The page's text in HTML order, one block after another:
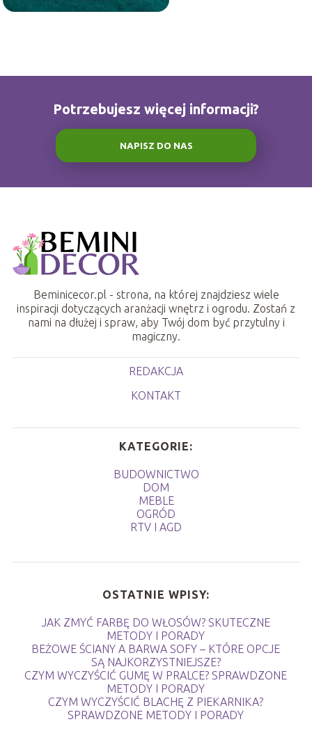
Potrzebujesz więcej informacji?
NAPISZ DO NAS
Beminicecor.pl - strona, na której znajdziesz wiele
inspiracji dotyczących aranżacji wnętrz i ogrodu. Zostań z
nami na dłużej i spraw, aby Twój dom być przytulny i
magiczny.
REDAKCJA
KONTAKT
KATEGORIE:
BUDOWNICTWO
DOM
MEBLE
OGRÓD
RTV I AGD
OSTATNIE WPISY:
JAK ZMYĆ FARBĘ DO WŁOSÓW? SKUTECZNE
METODY I PORADY
BEŻOWE ŚCIANY A BARWA SOFY – KTÓRE OPCJE
SĄ NAJKORZYSTNIEJSZE?
CZYM WYCZYŚCIĆ GUMĘ W PRALCE? SPRAWDZONE
METODY I PORADY
CZYM WYCZYŚCIĆ BLACHĘ Z PIEKARNIKA?
SPRAWDZONE METODY I PORADY